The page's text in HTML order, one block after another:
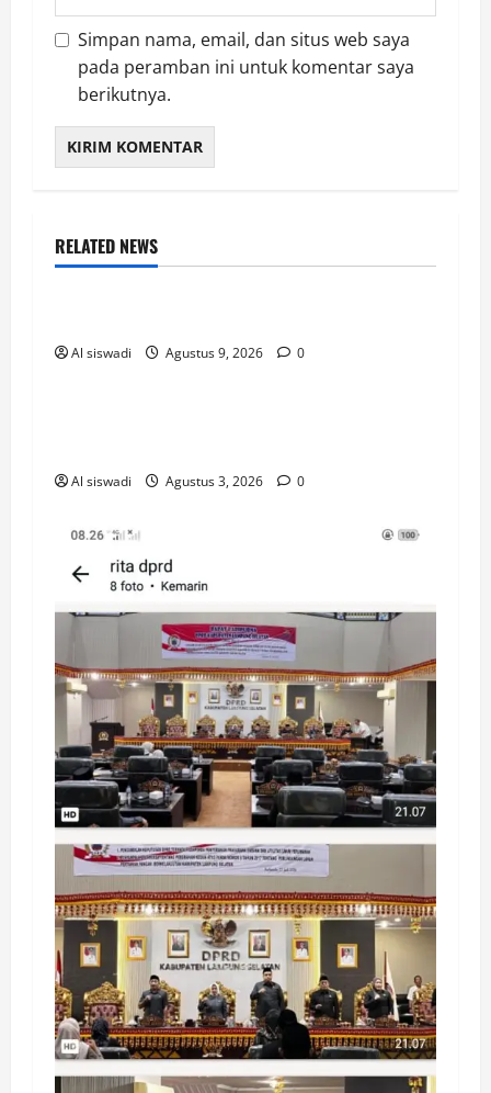
Simpan nama, email, dan situs web saya
pada peramban ini untuk komentar saya
berikutnya.
RELATED NEWS
LAMPUNG SELATAN
Al siswadi Agustus 9, 2026 0
LAMPUNG SELATAN
Al siswadi Agustus 3, 2026 0